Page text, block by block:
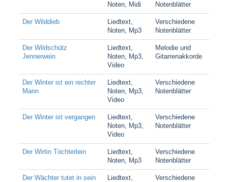
Noten, Midi
Notenblätter
Der Wilddieb
Liedtext,
Noten, Mp3
Verschiedene
Notenblätter
Der Wildschütz
Jennerwein
Liedtext,
Noten, Mp3,
Video
Melodie und
Gitarrenakkorde
Der Winter ist ein rechter
Mann
Liedtext,
Noten, Mp3,
Video
Verschiedene
Notenblätter
Der Winter ist vergangen
Liedtext,
Noten, Mp3,
Video
Verschiedene
Notenblätter
Der Wirtin Töchterlein
Liedtext,
Noten, Mp3
Verschiedene
Notenblätter
Der Wächter tutet in sein
Liedtext,
Verschiedene